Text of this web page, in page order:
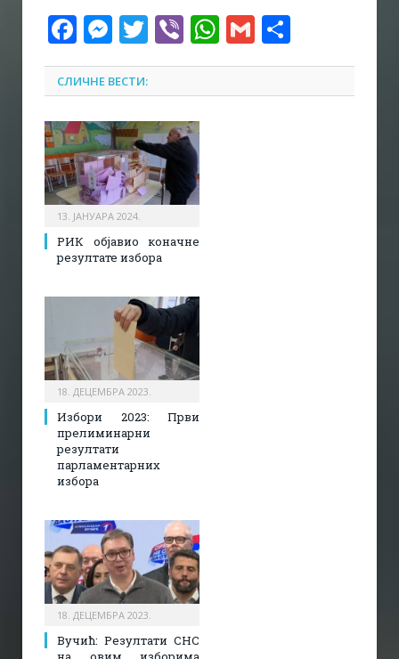
Facebook
Messenger
Twitter
ViberWhatsApp
Gmail
СЛИЧНЕ ВЕСТИ:
13. ЈАНУАРА 2024.
РИК објавио коначне
резултате избора
18. ДЕЦЕМБРА 2023.
Избори 2023: Први
прелиминарни
резултати
парламентарних
избора
18. ДЕЦЕМБРА 2023.
Вучић: Резултати СНС